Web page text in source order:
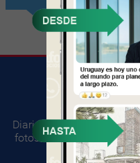
Diario digital del mundo
fotos sobre los